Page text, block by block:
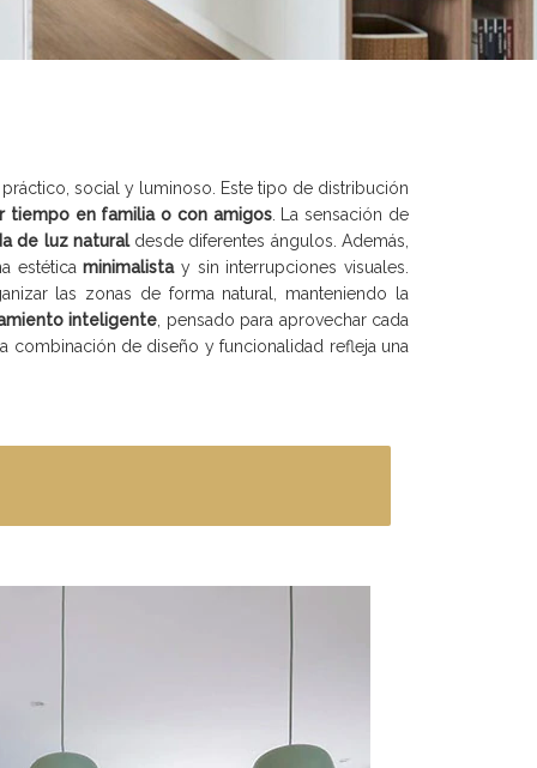
social y luminoso. Este tipo de distribución
tiempo en familia o con amigos. La sensación de
de luz naturaldesde diferentes ángulos. Además,
estéticaminimalistay sin interrupciones visuales.
las zonas de forma natural, manteniendo la
inteligente , pensado para aprovechar cada
combinación de diseño y funcionalidad refleja una